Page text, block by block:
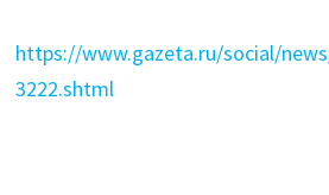
https://www.gazeta.ru/social/
3222.shtml